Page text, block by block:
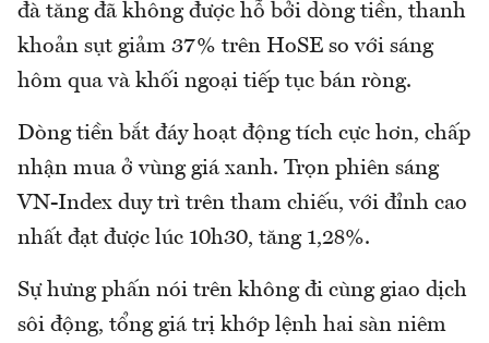
đà tăng đã không được hỗ bởi dòng tiền, thanh
khoản sụt giảm 37% trên HoSE so với sáng
hôm qua và khối ngoại tiếp tục bán ròng.
Dòng tiền bắt đáy hoạt động tích cực hơn, chấp
nhận mua ở vùng giá xanh. Trọn phiên sáng
VN-Index duy trì trên tham chiếu, với đỉnh cao
nhất đạt được lúc 10h30, tăng 1,28%.
Sự hưng phấn nói trên không đi cùng giao dịch
sôi động, tổng giá trị khớp lệnh hai sàn niêm